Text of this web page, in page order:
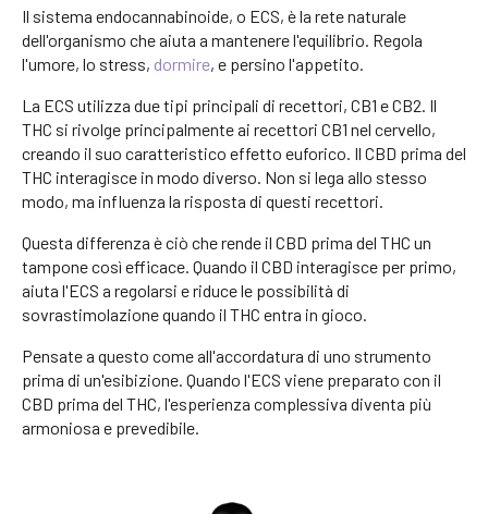
Il sistema endocannabinoide, o ECS, è la rete naturale
dell'organismo che aiuta a mantenere l'equilibrio. Regola
l'umore, lo stress, dormire, e persino l'appetito.
La ECS utilizza due tipi principali di recettori, CB1 e CB2. Il
THC si rivolge principalmente ai recettori CB1 nel cervello,
creando il suo caratteristico effetto euforico. Il CBD prima del
THC interagisce in modo diverso. Non si lega allo stesso
modo, ma influenza la risposta di questi recettori.
Questa differenza è ciò che rende il CBD prima del THC un
tampone così efficace. Quando il CBD interagisce per primo,
aiuta l'ECS a regolarsi e riduce le possibilità di
sovrastimolazione quando il THC entra in gioco.
Pensate a questo come all'accordatura di uno strumento
prima di un'esibizione. Quando l'ECS viene preparato con il
CBD prima del THC, l'esperienza complessiva diventa più
armoniosa e prevedibile.